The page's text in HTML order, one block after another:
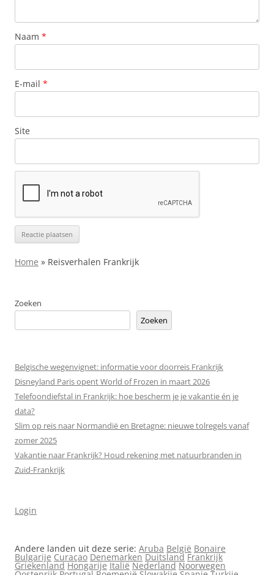
Naam *
E-mail *
Site
Home » Reisverhalen Frankrijk
Zoeken
Zoeken
Belgische wegenvignet: informatie voor doorreis Frankrijk
Disneyland Paris opent World of Frozen in maart 2026
Telefoondiefstal in Frankrijk: hoe bescherm je je vakantie én je
data?
Slim op reis naar Normandië en Bretagne: nieuwe tolregels vanaf
zomer 2025
Vakantie naar Frankrijk? Houd rekening met natuurbranden in
Zuid-Frankrijk
Login
Andere landen uit deze serie: Aruba België Bonaire
Bulgarije Curaçao Denemarken Duitsland Frankrijk
Griekenland Hongarije Italië Nederland Noorwegen